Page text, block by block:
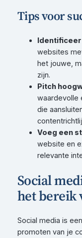
Tips voor
websites
het jouwe,
zijn.
Pitch
waardevolle
die
Voeg een
website en
relevante
Social
het bereik
Social media is
promoten van je